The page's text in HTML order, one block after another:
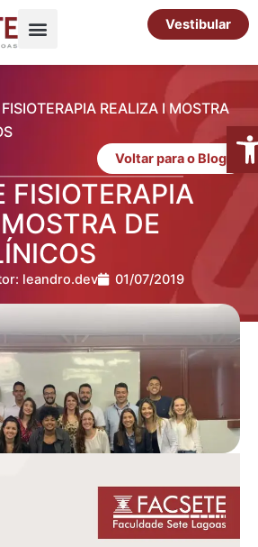
Vestibular
REALIZA I MOSTRA
Voltar para o Blog
FISIOTERAPIA
DE
leandro.dev 01/07/2019